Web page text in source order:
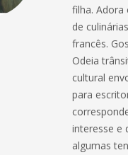
filha. Adora
de
francês.
Odeia
cultural
para
interesse e
algumas